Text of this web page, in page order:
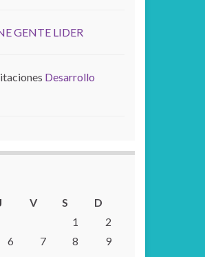
GENTE LIDER
Desarrollo
V S
D
1
2
6 7 8
9